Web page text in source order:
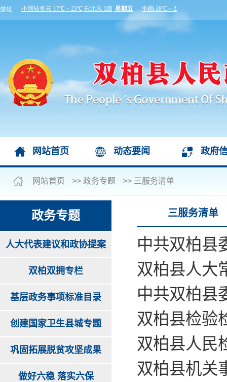
网站首页 动态要闻 政府
网站首页 >> 政务专题 >> 三服务清单
政务专题
人大代表建议和政协提案
双柏双拥专栏
基层政务事项标准目录
创建国家卫生县城专题
巩固拓展脱贫攻坚成果
做好六稳 落实六保
三服务清单
中共双柏县
双柏县人大
中共双柏县
双柏县检验
双柏县人民
双柏县机关